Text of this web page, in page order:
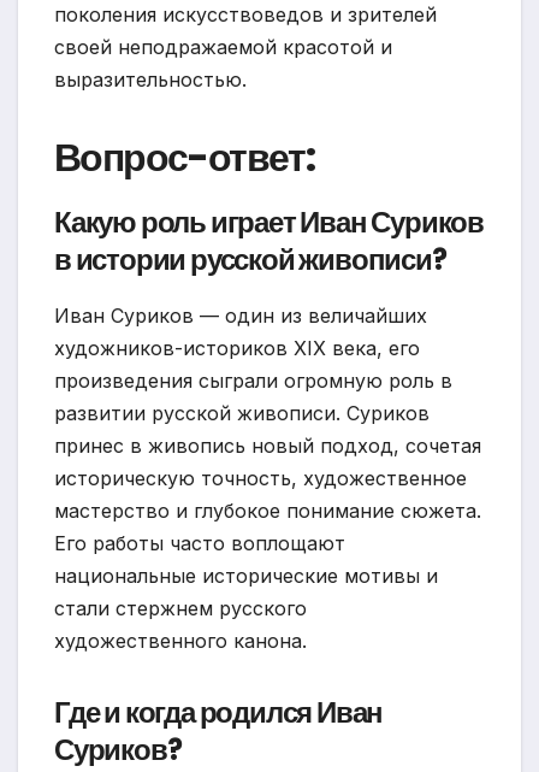
поколения искусствоведов и зрителей
своей неподражаемой красотой и
выразительностью.
Вопрос-ответ:
Какую роль играет Иван Суриков
в истории русской живописи?
Иван Суриков — один из величайших
художников-историков XIX века, его
произведения сыграли огромную роль в
развитии русской живописи. Суриков
принес в живопись новый подход, сочетая
историческую точность, художественное
мастерство и глубокое понимание сюжета.
Его работы часто воплощают
национальные исторические мотивы и
стали стержнем русского
художественного канона.
Где и когда родился Иван
Суриков?